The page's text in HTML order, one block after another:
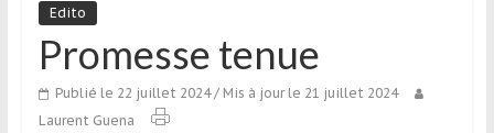
média
sur
tourisme
sportif
Edito
Promesse tenue
Publié le 22 juillet 2024/ Mis à jour le 21 juillet 2024
Laurent Guena